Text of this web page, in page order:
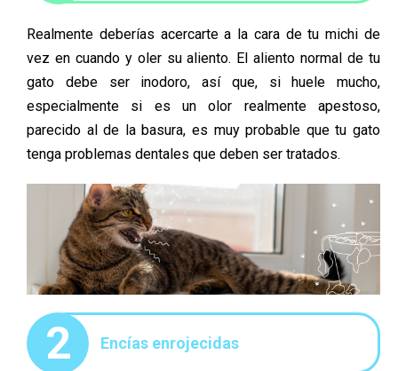
Realmente deberías acercarte a la cara de tu michi de
vez en cuando y oler su aliento. El aliento normal de tu
gato debe ser inodoro, así que, si huele mucho,
especialmente si es un olor realmente apestoso,
parecido al de la basura, es muy probable que tu gato
tenga problemas dentales que deben ser tratados.
2 Encías enrojecidas